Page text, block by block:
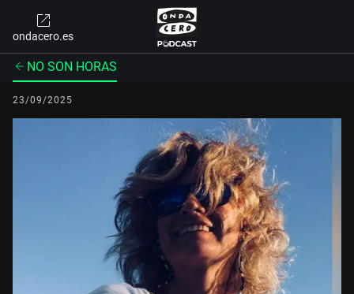
ondacero.es
NO SON HORAS
23/09/2025